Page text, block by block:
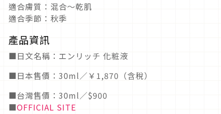
適合膚質：混合～乾肌
適合季節：秋季
產品資訊
■日文名稱：エンリッチ 化粧液⠀
■日本售價：30ml／￥1,870（含稅）
■台灣售價：30ml／$900
■OFFICIAL SITE